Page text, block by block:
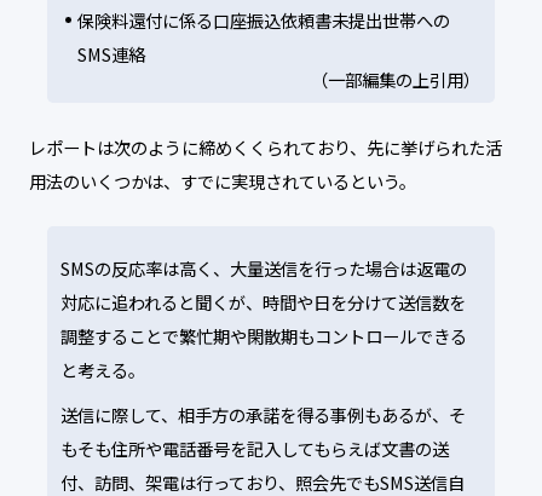
保険料還付に係る口座振込依頼書未提出世帯への
SMS連絡
（一部編集の上引用）
レポートは次のように締めくくられており、先に挙げられた活
用法のいくつかは、すでに実現されているという。
SMSの反応率は高く、大量送信を行った場合は返電の
対応に追われると聞くが、時間や日を分けて送信数を
調整することで繁忙期や閑散期もコントロールできる
と考える。
送信に際して、相手方の承諾を得る事例もあるが、そ
もそも住所や電話番号を記入してもらえば文書の送
付、訪問、架電は行っており、照会先でもSMS送信自